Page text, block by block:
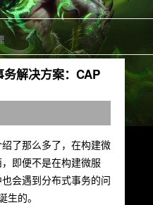
解决方案：CAP
了那么多了，在构建微
即便不是在构建微服
会遇到分布式事务的问
的。